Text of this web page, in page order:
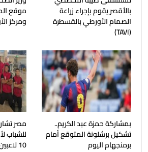
بالأقصر يقوم بإجراء زراعة
الصمام الأورطي بالقسطرة
(TAVI)
موقع
ومركز
بمشاركة حمزة عبد الكريم..
تشكيل برشلونة المتوقع أمام
برمنجهام اليوم
مصر
للشباب
10 لاعبين